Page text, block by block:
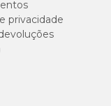
original do
privacidade